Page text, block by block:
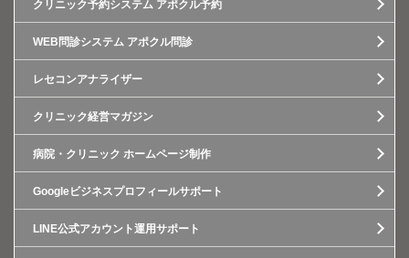
クリニック予約システム アポクル予約
WEB問診システム アポクル問診
レセコンアナライザー
クリニック経営マガジン
病院・クリニック ホームページ制作
Googleビジネスプロフィールサポート
LINE公式アカウント運用サポート